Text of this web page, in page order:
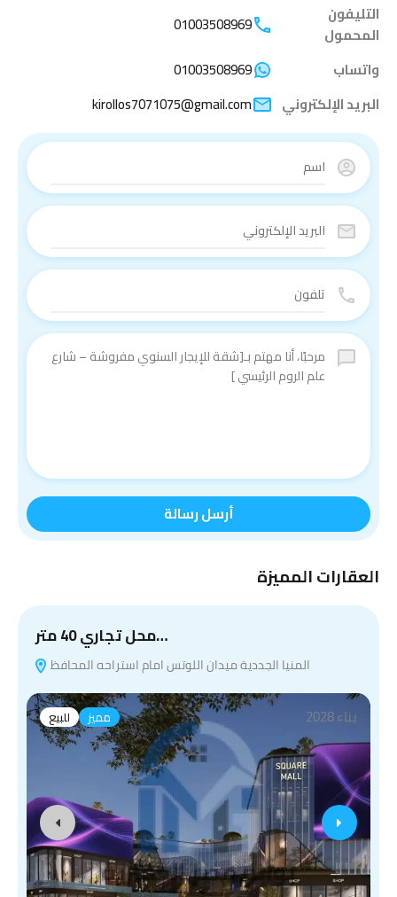
التليفون
المحمول
01003508969
واتساب
01003508969
البريد الإلكتروني
kirollos7071075@gmail.com
أرسل رسالة
العقارات المميزة
محل تجاري 40 متر…
المنيا الجددية ميدان اللوتس امام استراحه المحافظ
للبيع مميز بناء 2028